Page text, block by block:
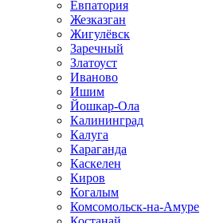
Евпатория
Жезказган
Жигулёвск
Заречный
Златоуст
Иваново
Ишим
Йошкар-Ола
Калининград
Калуга
Караганда
Каскелен
Киров
Когалым
Комсомольск-на-Амуре